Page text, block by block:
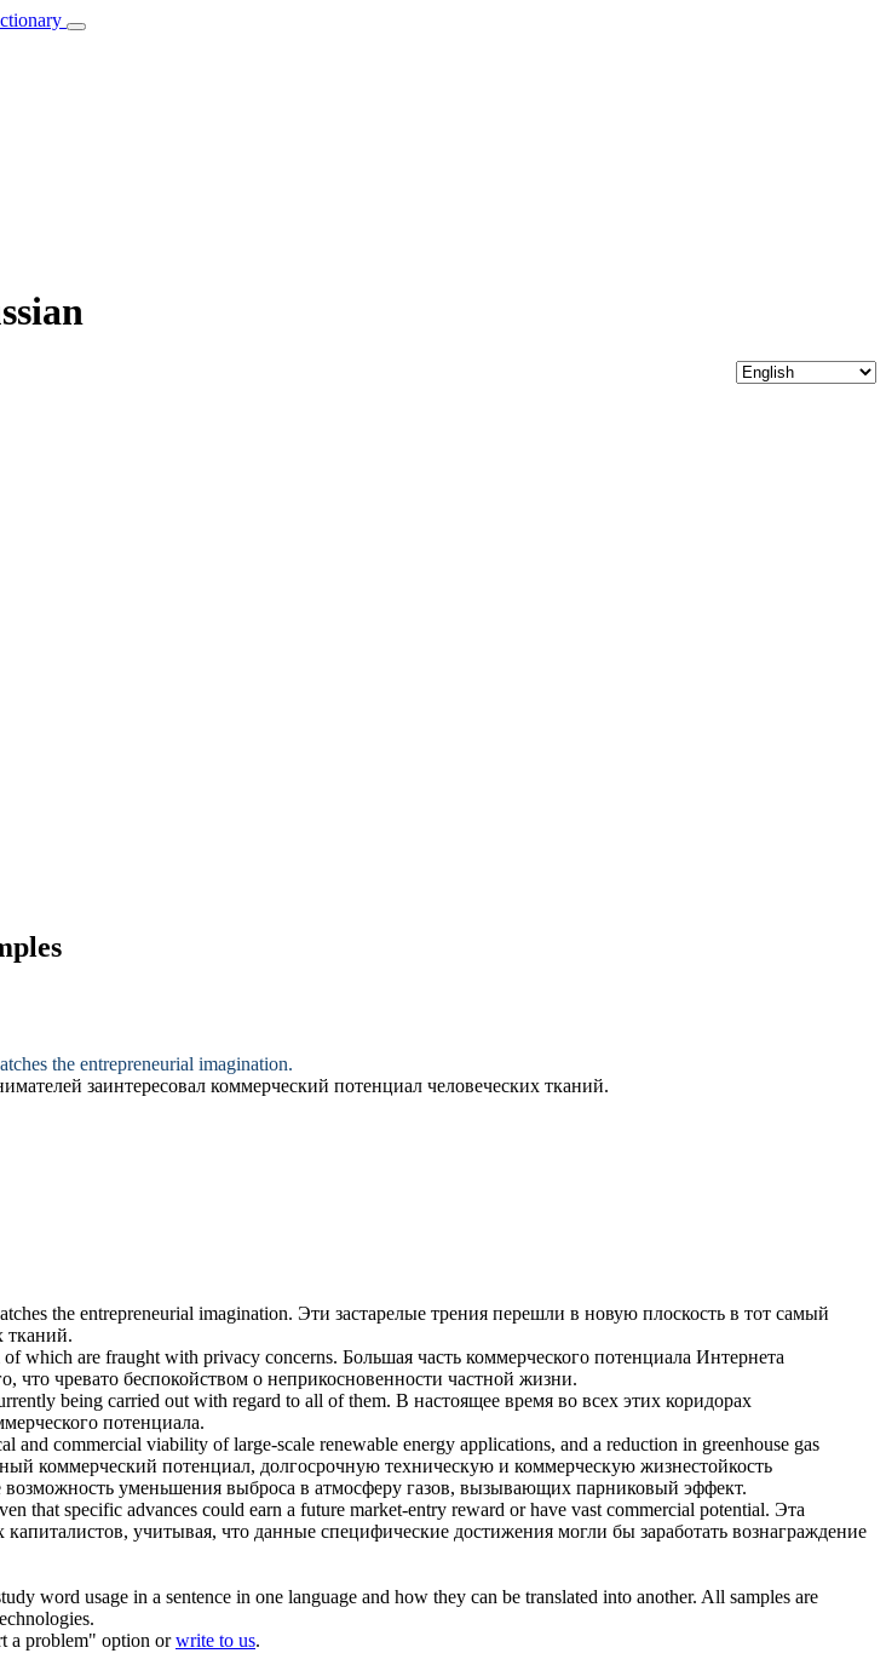
the entrepreneurial imagination.
заинтересовал коммерческий потенциал человеческих тканий.
the entrepreneurial imagination. Эти застарелые трения перешли в новую плоскость в тот самый
тканий.
which are fraught with privacy concerns. Большая часть коммерческого потенциала Интернета
что чревато беспокойством о неприкосновенности частной жизни.
being carried out with regard to all of them. В настоящее время во всех этих коридорах
потенциала.
and commercial viability of large-scale renewable energy applications, and a reduction in greenhouse gas
коммерческий потенциал, долгосрочную техническую и коммерческую жизнестойкость
уменьшения выброса в атмосферу газов, вызывающих парниковый эффект.
that specific advances could earn a future market-entry reward or have vast commercial potential. Эта
учитывая, что данные специфические достижения могли бы заработать вознаграждение
word usage in a sentence in one language and how they can be translated into another. All samples are
a problem" option orwrite to us.